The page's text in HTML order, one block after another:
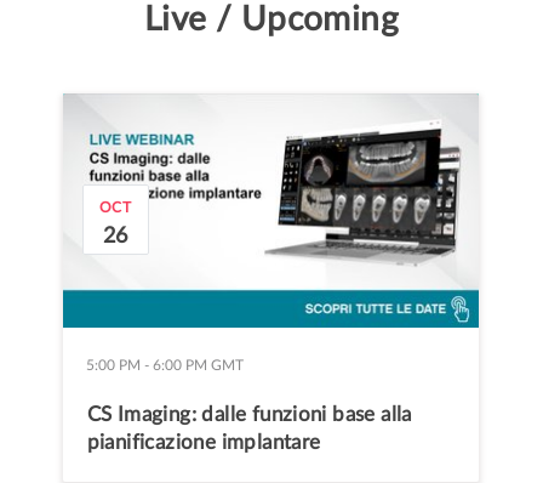
Live / Upcoming
OCT
26
5:00 PM - 6:00 PM GMT
CS Imaging: dalle funzioni base alla
pianificazione implantare